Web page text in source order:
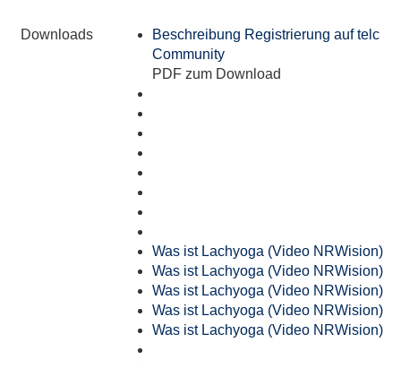
Downloads
Beschreibung Registrierung auf telc
Community
PDF zum Download
Was ist Lachyoga (Video NRWision)
Was ist Lachyoga (Video NRWision)
Was ist Lachyoga (Video NRWision)
Was ist Lachyoga (Video NRWision)
Was ist Lachyoga (Video NRWision)